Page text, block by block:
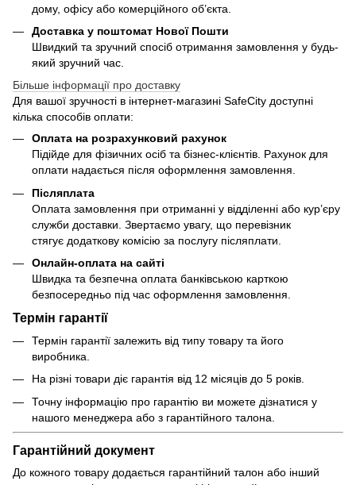
дому, офісу або комерційного об’єкта.
Доставка у поштомат Нової Пошти
Швидкий та зручний спосіб отримання замовлення у будь-
який зручний час.
Більше інформації про доставку
Для вашої зручності в інтернет-магазині SafeCity доступні
кілька способів оплати:
Оплата на розрахунковий рахунок
Підійде для фізичних осіб та бізнес-клієнтів. Рахунок для
оплати надається після оформлення замовлення.
Післяплата
Оплата замовлення при отриманні у відділенні або кур’єру
служби доставки. Звертаємо увагу, що перевізник
стягує додаткову комісію за послугу післяплати.
Онлайн-оплата на сайті
Швидка та безпечна оплата банківською карткою
безпосередньо під час оформлення замовлення.
Термін гарантії
Термін гарантії залежить від типу товару та його
виробника.
На різні товари діє гарантія від 12 місяців до 5 років.
Точну інформацію про гарантію ви можете дізнатися у
нашого менеджера або з гарантійного талона.
Гарантійний документ
До кожного товару додається гарантійний талон або інший